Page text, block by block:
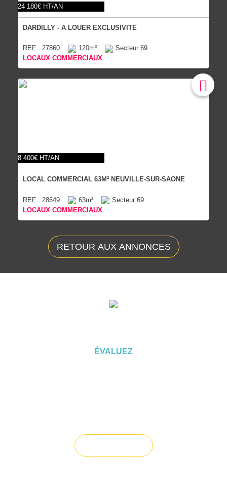
24 180€ HT/AN
DARDILLY - A LOUER EXCLUSIVITE
REF : 27860 120m²
Secteur 69
LOCAUX COMMERCIAUX
8 400€ HT/AN
LOCAL COMMERCIAL 63M² NEUVILLE-SUR-SAONE
REF : 28649 63m²
Secteur 69
LOCAUX COMMERCIAUX
RETOUR AUX ANNONCES
ÉVALUEZ